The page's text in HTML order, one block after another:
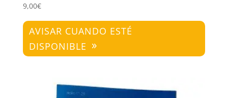
9,00€
AVISAR CUANDO ESTÉ
DISPONIBLE